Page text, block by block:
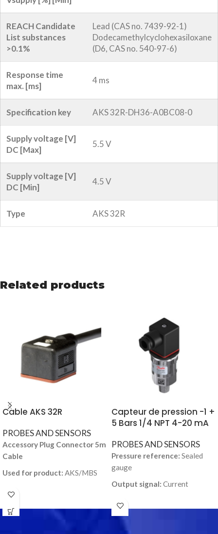
REACH Candidate
List substances
>0.1%
Lead (CAS no. 7439-92-1)
Dodecamethylcyclohexasiloxane
(D6, CAS no. 540-97-6)
Response time
max. [ms]
4 ms
Specification key AKS 32R-DH36-A0BC08-0
Supply voltage [V]
DC [Max]
5.5 V
Supply voltage [V]
DC [Min]
4.5 V
Type AKS 32R
Related products
Cable AKS 32R
PROBES AND SENSORS
Accessory Plug Connector 5m
Cable
Used for product: AKS/MBS
8
Capteur de pression -1 +
5 Bars 1/4 NPT 4-20 mA
PROBES AND SENSORS
Pressure reference: Sealed
gauge
Output signal: Current
Pressure connection type: